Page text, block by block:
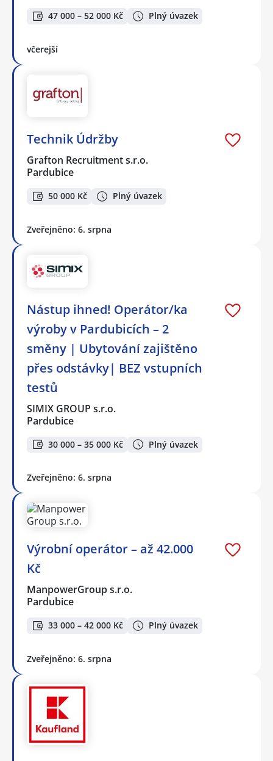
47 000 – 52 000 Kč Plný úvazek
včerejší
Technik Údržby
Grafton Recruitment s.r.o.
Pardubice
50 000 Kč Plný úvazek
Zveřejněno: 6. srpna
Nástup ihned! Operátor/ka
výroby v Pardubicích – 2
směny | Ubytování zajištěno
přes odstávky| BEZ vstupních
testů
SIMIX GROUP s.r.o.
Pardubice
30 000 – 35 000 Kč Plný úvazek
Zveřejněno: 6. srpna
Výrobní operátor – až 42.000
Kč
ManpowerGroup s.r.o.
Pardubice
33 000 – 42 000 Kč Plný úvazek
Zveřejněno: 6. srpna